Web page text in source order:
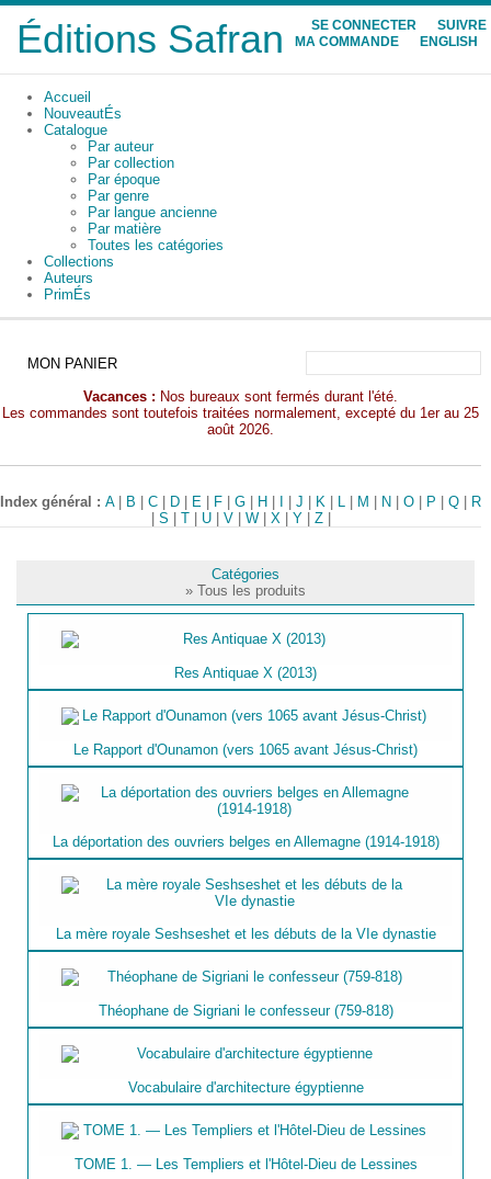
Éditions Safran SE CONNECTER
SUIVRE
MA COMMANDE
ENGLISH
Accueil
NouveautÉs
Catalogue
Par auteur
Par collection
Par époque
Par genre
Par langue ancienne
Par matière
Toutes les catégories
Collections
Auteurs
PrimÉs
MON PANIER
Vacances : Nos bureaux sont fermés durant l'été.
Les commandes sont toutefois traitées normalement, excepté du 1er au 25
août 2026.
Index général :A| B |C D E F |G H |J K L M N |O P |Q
R
S T| U| V| W| X| Y| Z|
Catégories
» Tous les produits
Res Antiquae X (2013)
Le Rapport d'Ounamon (vers 1065 avant Jésus-Christ)
La déportation des ouvriers belges en Allemagne (1914-1918)
La mère royale Seshseshet et les débuts de la VIe dynastie
Théophane de Sigriani le confesseur (759-818)
Vocabulaire d'architecture égyptienne
TOME 1. — Les Templiers et l'Hôtel-Dieu de Lessines